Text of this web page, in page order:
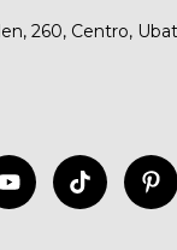
260, Centro,